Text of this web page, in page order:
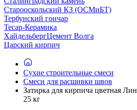
Старооскольский КЗ (ОСМиБТ)
Тербунский гончар
Тесар-Керамика
ХайдельбергЦемент Волга
Царский кирпич
Сухие строительные смеси
Смеси для расшивки швов
Затирка для кирпича цветная
25 кг